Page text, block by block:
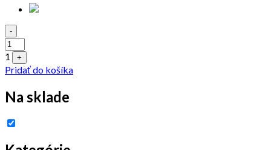
Quantity
-
1 +
Pridať do košíka
Na sklade